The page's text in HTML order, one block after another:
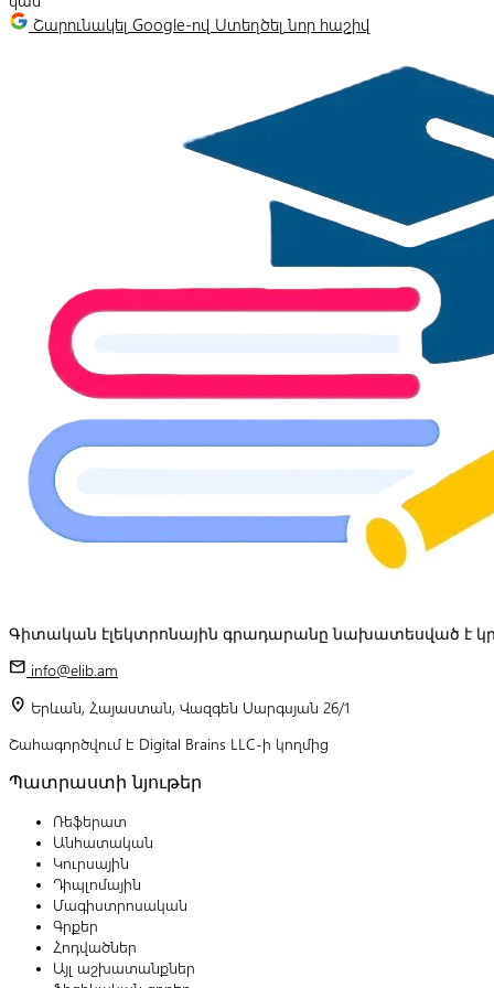
Շարունակել Google-ով Ստեղծել նոր հաշիվ
Գիտական էլեկտրոնային գրադարանը նախատեսված է
mail info@elib.am
location_on Երևան, Հայաստան, Վազգեն Սարգսյան 26/1
Շահագործվում է Digital Brains LLC-ի կողմից
Պատրաստի նյութեր
Ռեֆերատ
Անհատական
Կուրսային
Դիպլոմային
Մագիստրոսական
Գրքեր
Հոդվածներ
Այլ աշխատանքներ